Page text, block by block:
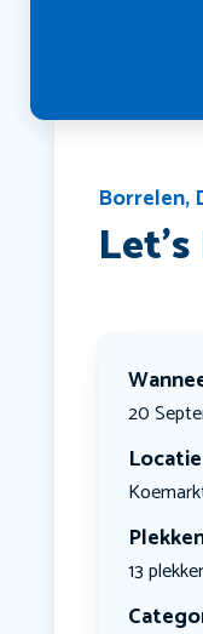
Borrelen,
20
Locatie
13